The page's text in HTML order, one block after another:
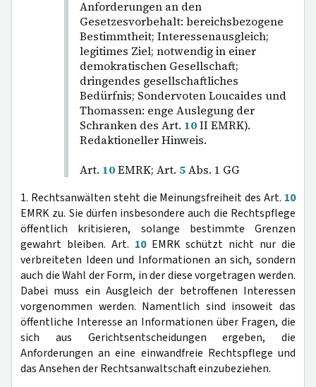
Anforderungen an den
Gesetzesvorbehalt: bereichsbezogene
Bestimmtheit; Interessenausgleich;
legitimes Ziel; notwendig in einer
demokratischen Gesellschaft;
dringendes gesellschaftliches
Bedürfnis; Sondervoten Loucaides und
Thomassen: enge Auslegung der
Schranken des Art. 10II EMRK).
Redaktioneller Hinweis.
Art. 10EMRK; Art. 5Abs. 1 GG
1. Rechtsanwälten steht die Meinungsfreiheit des Art. 10
EMRK zu. Sie dürfen insbesondere auch die Rechtspflege
öffentlich kritisieren, solange bestimmte Grenzen
gewahrt bleiben. Art. 10EMRK schützt nicht nur die
verbreiteten Ideen und Informationen an sich, sondern
auch die Wahl der Form, in der diese vorgetragen werden.
Dabei muss ein Ausgleich der betroffenen Interessen
vorgenommen werden. Namentlich sind insoweit das
öffentliche Interesse an Informationen über Fragen, die
sich aus Gerichtsentscheidungen ergeben, die
Anforderungen an eine einwandfreie Rechtspflege und
das Ansehen der Rechtsanwaltschaft einzubeziehen.